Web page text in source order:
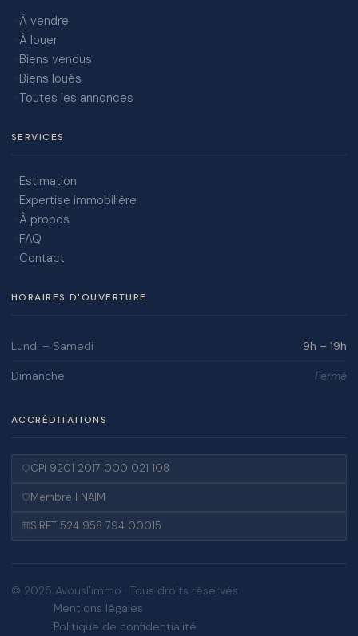
À vendre
À louer
Biens vendus
Biens loués
Toutes les annonces
SERVICES
Estimation
Expertise immobilière
À propos
FAQ
Contact
HORAIRES D'OUVERTURE
Lundi – Samedi 9h – 19h
Dimanche Fermé
ACCRÉDITATIONS
CPI 9201 2017 000 021 108
Membre FNAIM
SIRET 524 958 794 00015
© 2025 Avousl'immo · Tous droits réservés
Mentions légales
Politique de confidentialité